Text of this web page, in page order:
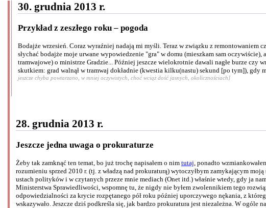
30. grudnia 2013 r.
Przykład z zeszłego roku – pogoda
Bodajże wrzesień. Coraz wyraźniej nadają mi myśli. Teraz w związku z remontowaniem
słychać bodajże moje urwane wypowiedzenie "gra" w domu (mieszkam sam
tramwajowe) o ministrze Gradzie... Później jeszcze wielokrotnie dawali nagłe burze czy
skutkiem: grad walnął w tramwaj dokładnie (kwestia kilku(nastu) sekund [po tym]), gdy
jeszcze chyba powtarzano, w mniej oczywistych, choć wciąż dość jasnych, okolicznościach]
28. grudnia 2013 r.
Jeszcze jedna uwaga o prokuraturze
Żeby tak zamknąć ten temat, bo już trochę napisałem o nim tutaj, ponadto
rozumieniu sprzed 2010 r. (tj. z władzą nad prokuraturą) wytoczyłbym zamykającym
ustach polityków i w czytanych przeze mnie mediach (Onet itd.) właśnie wtedy, gdy ja
Ministerstwa Sprawiedliwości, wspomnę tu, że nigdy nie byłem zwolennikiem tego
odpowiedzialności za krycie rozpętanego pół roku później uporczywego nękania, z
wskazywało. Jeszcze dziś podkreśla się, jak bardzo prokuratura jest niezależna. W